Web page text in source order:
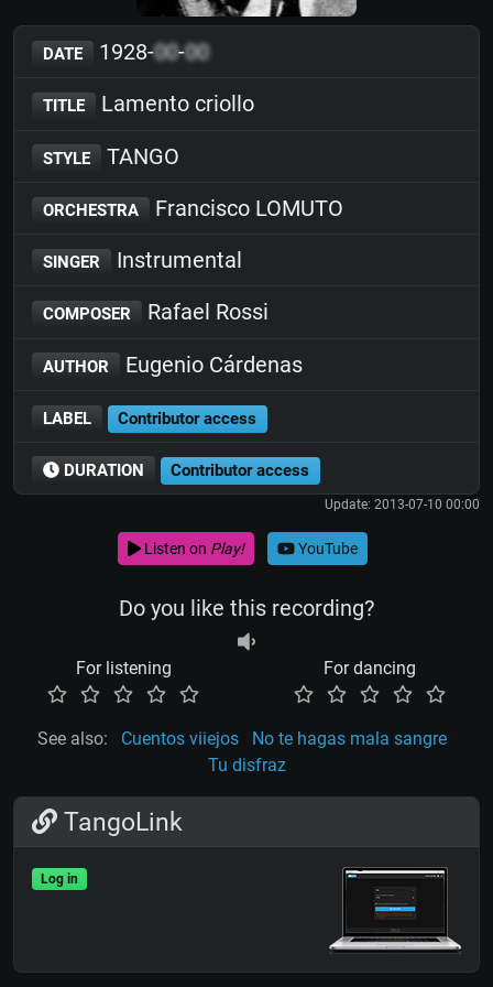
DATE 1928-00-00
TITLE Lamento criollo
STYLE TANGO
ORCHESTRA Francisco LOMUTO
SINGER Instrumental
COMPOSER Rafael Rossi
AUTHOR Eugenio Cárdenas
LABEL Contributor access
DURATION Contributor access
Update: 2013-07-10 00:00
Listen on Play! YouTube
Do you like this recording?
For listening For dancing
See also: Cuentos viiejos
No te hagas mala sangre
Tu disfraz
TangoLink
Log in